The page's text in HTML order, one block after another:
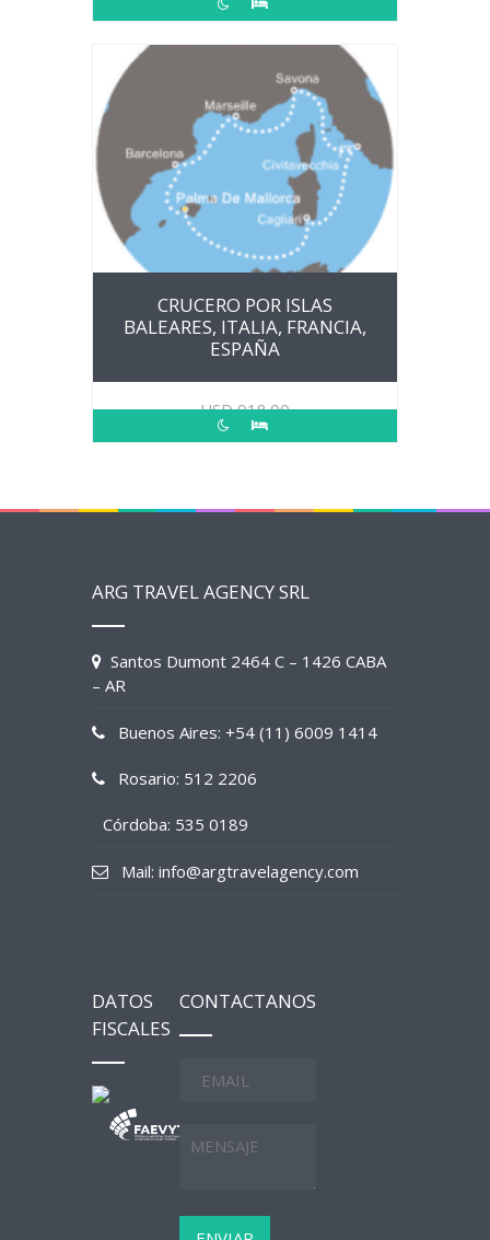
CRUCERO POR ISLAS
BALEARES, ITALIA, FRANCIA,
ESPAÑA
USD918.00
ARG TRAVEL AGENCY SRL
Santos Dumont 2464 C – 1426 CABA
– AR
Buenos Aires: +54 (11) 6009 1414
Rosario: 512 2206
Córdoba: 535 0189
Mail: info@argtravelagency.com
DATOS
FISCALES
CONTACTANOS